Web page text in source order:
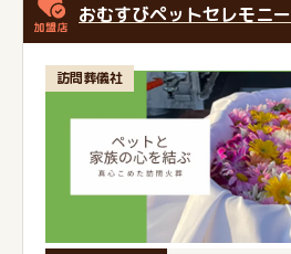
おむすびペットセレモニー
訪問葬儀社